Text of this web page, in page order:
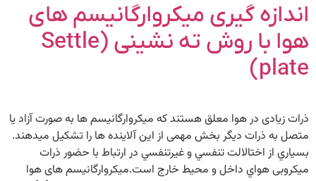
اندازه گیری میکروارگانیسم های
هوا با روش ته نشینی (Settle
plate)
ذرات زیادی در هوا معلق هستند که میکروارگانیسم ها به صورت آزاد یا
متصل به ذرات دیگر بخش مهمی از این آلاینده ها را تشکیل میدهند.
بسياري از اختالالت تنفسي و غيرتنفسي در ارتباط با حضور ذرات
میکروبی هواي داخل و محيط خارج است.میکروارگانیسم های هوا